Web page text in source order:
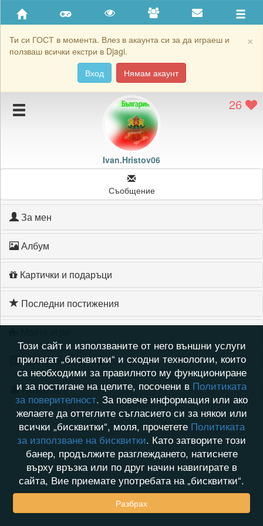
×
Ти си ГОСТ в момента. Влез в акаунта си за да играеш и
ползваш всички екстри в Djagi.
Вход
Нямам акаунт
Приятели
Хронология на игри
Подаръците на Ivan.Hristov06
Картичките на Ivan.Hristov06
Блокирай Ivan.Hristov06
26
Ivan.Hristov06
Съобщение
За мен
Албум
Картички и подаръци
Последни постижения
Хронология на игри
Активност
Този сайт и използваните от него външни услуги
прилагат „бисквитки“ и сходни технологии, които
са необходими за правилното му функциониране
и за постигане на целите, посочени в Политиката
за поверителност. За повече информация или ако
желаете да оттеглите съгласието си за някои или
всички „бисквитки“, моля, прочетете Политиката
за използване на бисквитки. Като затворите този
банер, продължите разглеждането, натиснете
върху връзка или по друг начин навигирате в
сайта, Вие приемате употребата на „бисквитки“.
Разбрах